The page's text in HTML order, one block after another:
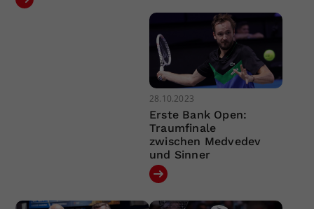
28.10.2023
Erste Bank Open:
Traumfinale
zwischen Medvedev
und Sinner